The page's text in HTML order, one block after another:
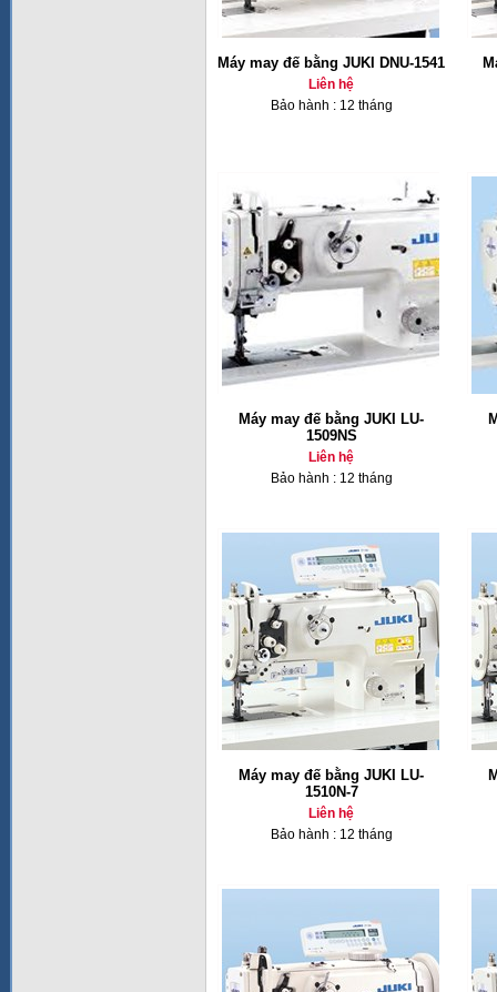
Máy may đế bằng JUKI DNU-1541
Liên hệ
Bảo hành : 12 tháng
Máy may đế bằng JUKI LU-
1509NS
Liên hệ
Bảo hành : 12 tháng
Máy may đế bằng JUKI LU-
1510N-7
Liên hệ
Bảo hành : 12 tháng